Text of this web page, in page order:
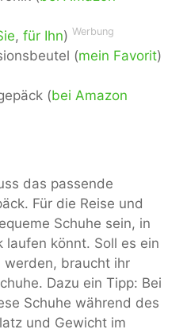
, für Ihn) Werbung
(mein Favorit)
(bei Amazon
das passende
Für die Reise und
Schuhe sein, in
laufen könnt. Soll es ein
werden, braucht ihr
Dazu ein Tipp: Bei
Schuhe während des
und Gewicht im